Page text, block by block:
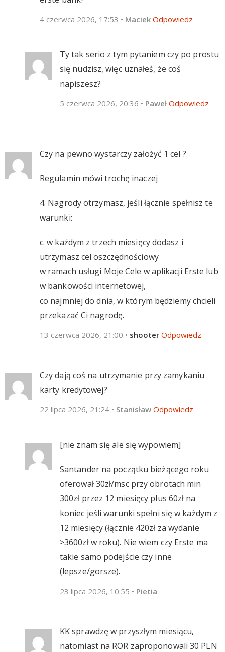
4 czerwca 2026, 17:53 • Maciek Odpowiedz
Ty tak serio z tym pytaniem czy po prostu
się nudzisz, więc uznałeś, że coś
napiszesz?
5 czerwca 2026, 20:36 • Paweł Odpowiedz
Czy na pewno wystarczy założyć 1 cel ?
Regulamin mówi trochę inaczej
4. Nagrody otrzymasz, jeśli łącznie spełnisz te
warunki:
c. w każdym z trzech miesięcy dodasz i
utrzymasz cel oszczędnościowy
w ramach usługi Moje Cele w aplikacji Erste lub
w bankowości internetowej,
co najmniej do dnia, w którym będziemy chcieli
przekazać Ci nagrodę.
13 czerwca 2026, 21:00 • shooter Odpowiedz
Czy dają coś na utrzymanie przy zamykaniu
karty kredytowej?
22 lipca 2026, 21:24 • Stanisław Odpowiedz
[nie znam się ale się wypowiem]
Santander na początku bieżącego roku
oferował 30zł/msc przy obrotach min
300zł przez 12 miesięcy plus 60zł na
koniec jeśli warunki spełni się w każdym z
12 miesięcy (łącznie 420zł za wydanie
>3600zł w roku). Nie wiem czy Erste ma
takie samo podejście czy inne
(lepsze/gorsze).
23 lipca 2026, 10:55 • Pietia
KK sprawdzę w przyszłym miesiącu,
natomiast na ROR zaproponowali 30 PLN